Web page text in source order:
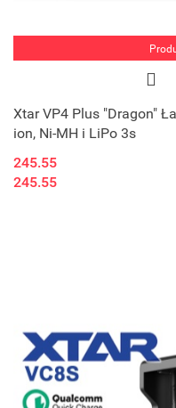
Xtar VP4 Plus "Dragon"
ion, Ni-MH i LiPo 3s
245.55
245.55